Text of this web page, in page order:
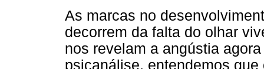
As marcas no
decorrem da falta do olhar
nos revelam a angústia
psicanálise, entendemos